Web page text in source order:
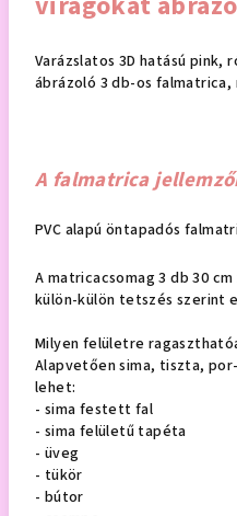
Varázslatos 3D hatású pink,
ábrázoló 3 db-os
A falmatrica
PVC alapú öntapadós
A matricacsomag 3 db 30
külön-külön tetszés szerint
Milyen felületre
Alapvetően sima, tiszta,
lehet:
- sima festett fal
- sima felületű tapéta
- üveg
- tükör
- bútor